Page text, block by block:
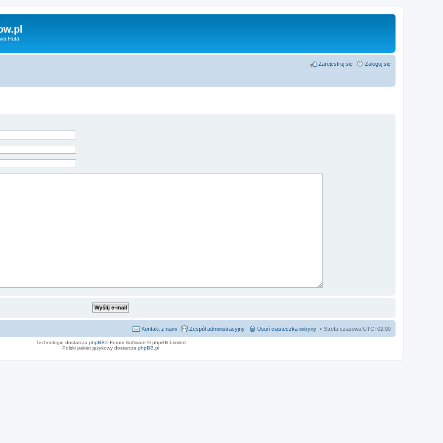
Huta
Zaloguj się
Zarejestruj się
Strefa czasowa UTC+02:00
Usuń ciasteczka witryny
Zespół administracyjny
Kontakt z nami
Technologię dostarcza phpBB® Forum Software © phpBB Limited
Polski pakiet językowy dostarcza phpBB.pl